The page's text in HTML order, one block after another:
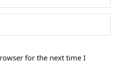
for the next time I